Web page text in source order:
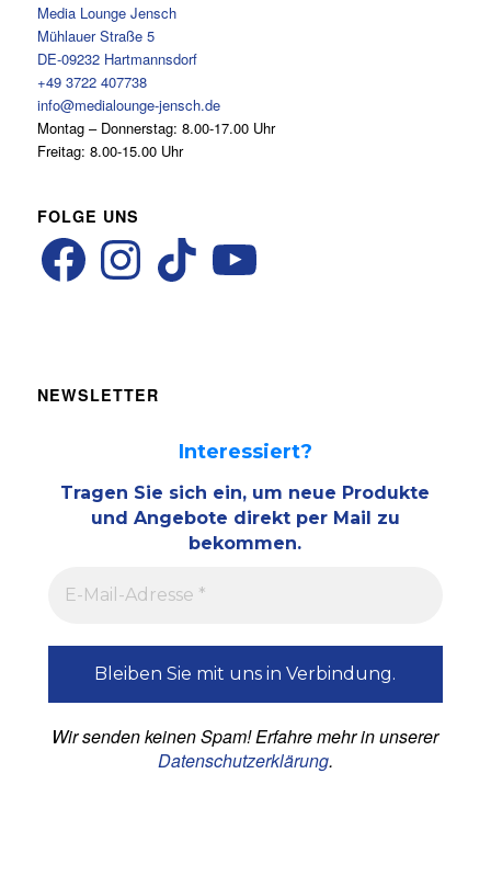
Media Lounge Jensch
Mühlauer Straße 5
DE-09232 Hartmannsdorf
+49 3722 407738
info@medialounge-jensch.de
Montag – Donnerstag: 8.00-17.00 Uhr
Freitag: 8.00-15.00 Uhr
FOLGE UNS
NEWSLETTER
Interessiert?
Tragen Sie sich ein, um neue Produkte
und Angebote direkt per Mail zu
bekommen.
Wir senden keinen Spam! Erfahre mehr in unserer
Datenschutzerklärung.